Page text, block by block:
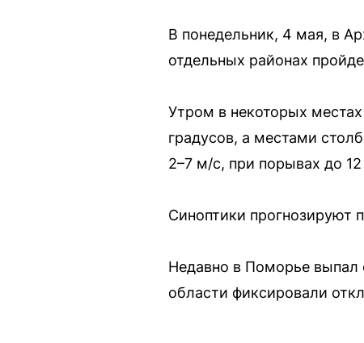
В понедельник, 4 мая, в
отдельных районах
Утром в некоторых
градусов, а местами
2–7 м/с, при порывах до
Синоптики прогнозируют
Недавно в Поморье выпал
области фиксировали